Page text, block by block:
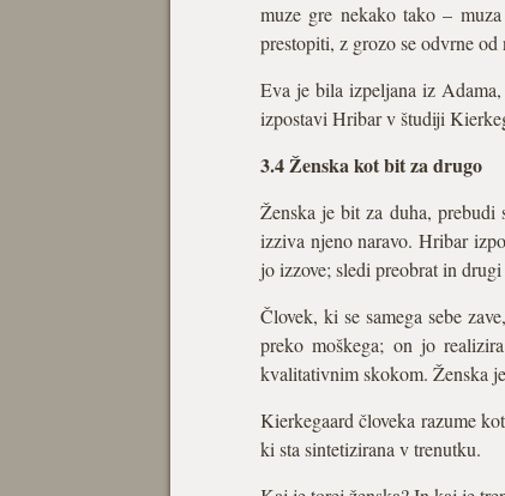
muze gre nekako tako –
prestopiti, z grozo se odvrne
Eva je bila izpeljana iz
izpostavi Hribar v študiji
3.4 Ženska kot bit za drugo
Ženska je bit za duha,
izziva njeno naravo. Hribar
jo izzove; sledi preobrat in
Človek, ki se samega sebe
preko moškega; on jo
kvalitativnim skokom. Ženska
Kierkegaard človeka razume
ki sta sintetizirana v trenutku.